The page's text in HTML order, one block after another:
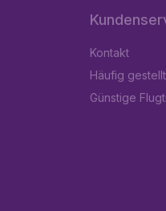
Kontakt
Häufig
Günstige